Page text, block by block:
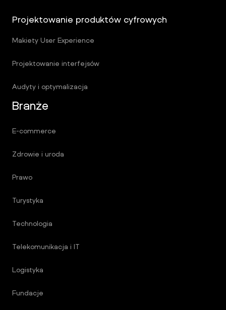
Projektowanie produktów cyfrowych
Makiety User Experience
Projektowanie interfejsów
Audyty i optymalizacja
Branże
E-commerce
Zdrowie i uroda
Prawo
Turystyka
Technologia
Telekomunikacja i IT
Logistyka
Fundacje